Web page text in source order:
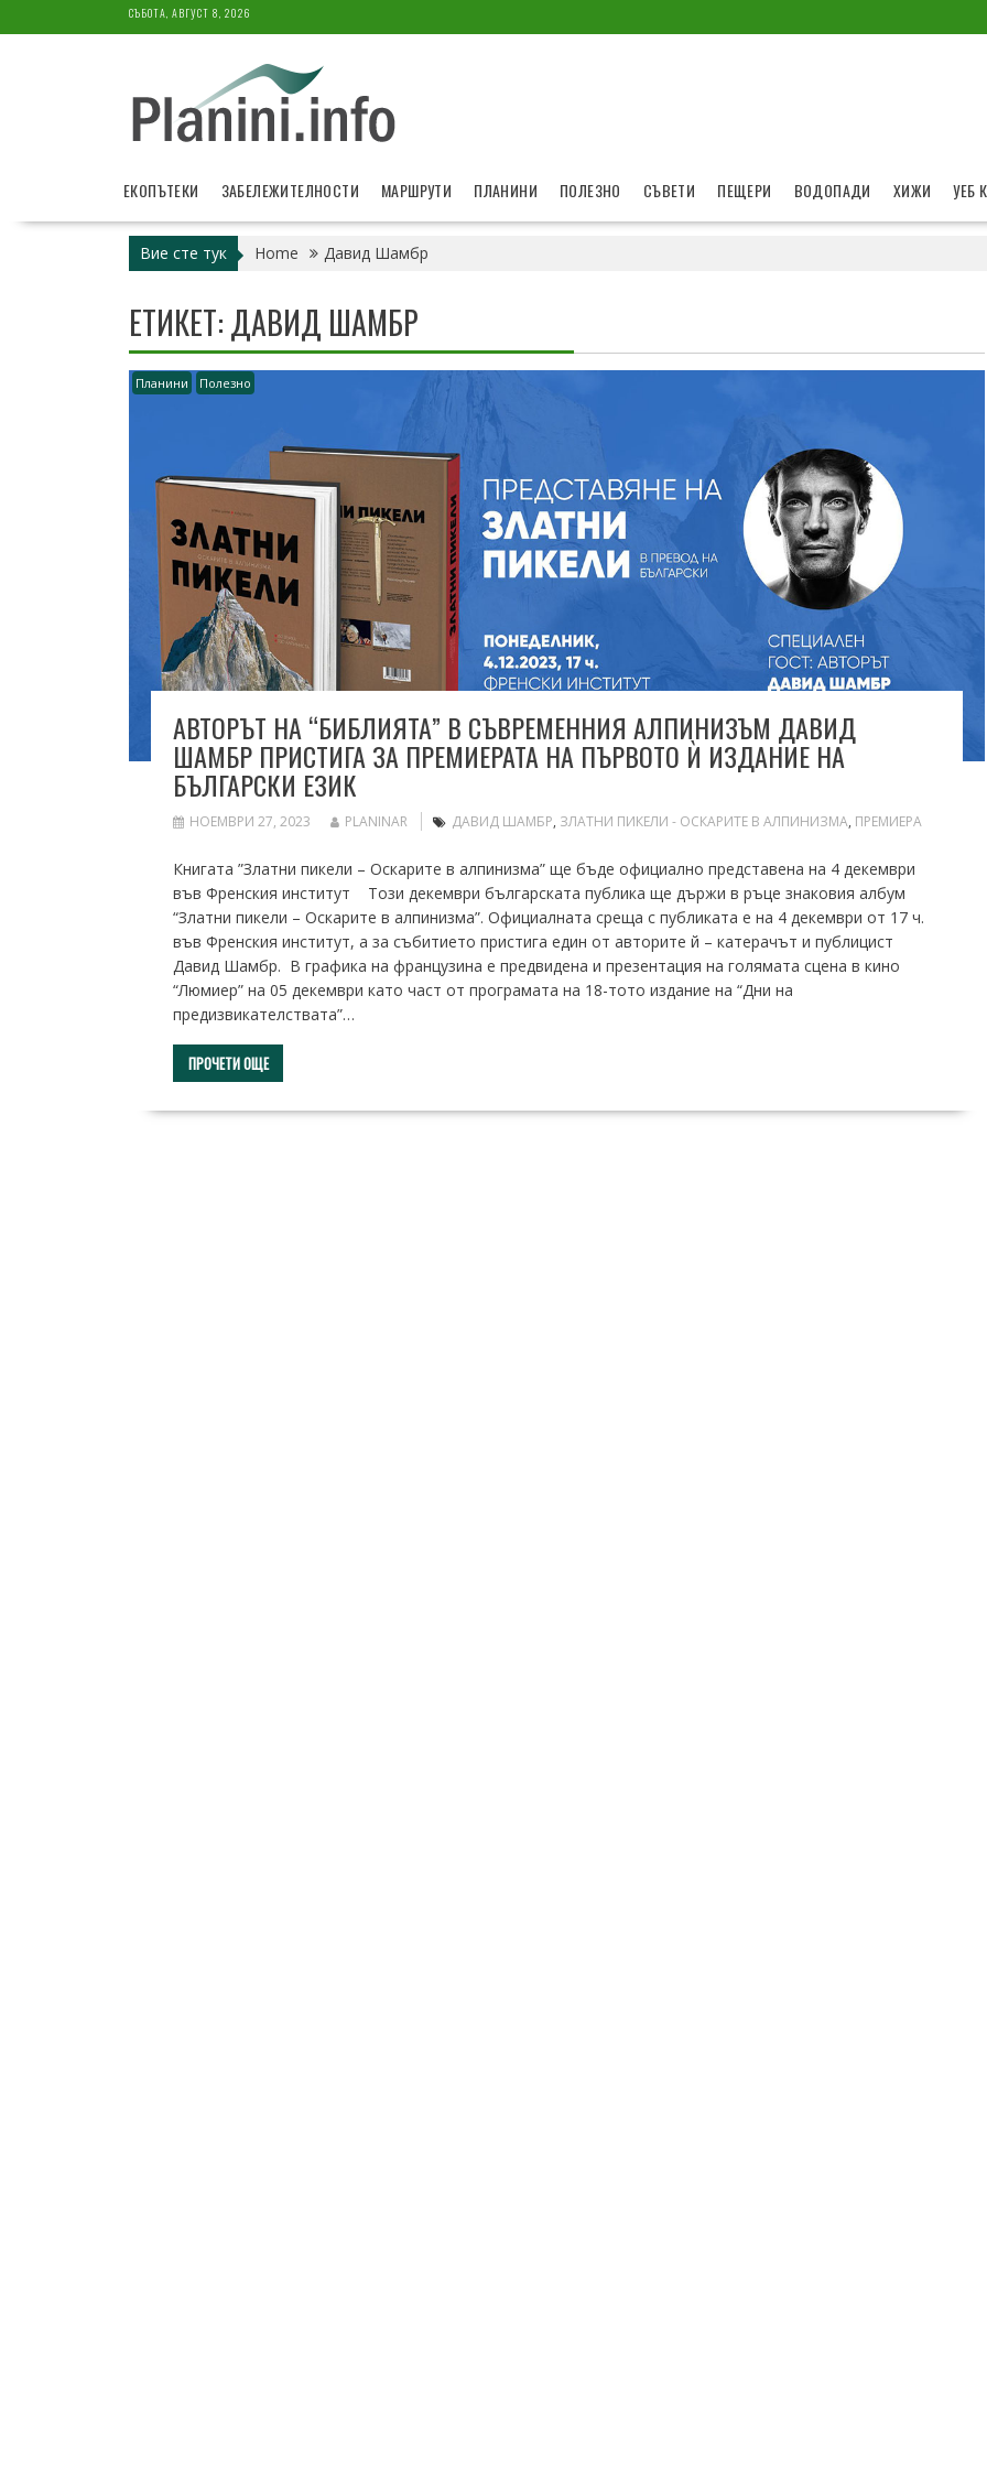
to
СЪБОТА, АВГУСТ 8, 2026
ЕКОПЪТЕКИ ЗАБЕЛЕЖИТЕЛНОСТИ МАРШРУТИ ПЛАНИНИ ПОЛЕЗНО СЪВЕТИ ПЕЩЕРИ ВОДОПАДИ ХИЖИ УЕБ
Вие сте тук Home Давид Шамбр
ЕТИКЕТ:ДАВИД ШАМБР
Планини Полезно
АВТОРЪТ НА “БИБЛИЯТА” В СЪВРЕМЕННИЯ АЛПИНИЗЪМ ДАВИД
ШАМБР ПРИСТИГА ЗА ПРЕМИЕРАТА НА ПЪРВОТО Ѝ ИЗДАНИЕ НА
БЪЛГАРСКИ ЕЗИК
НОЕМВРИ 27, 2023 PLANINAR ДАВИД ШАМБР, ЗЛАТНИ ПИКЕЛИ - ОСКАРИТЕ В АЛПИНИЗМА, ПРЕМИЕРА
Книгата ”Златни пикели – Оскарите в алпинизма” ще бъде официално представена на 4 декември
във Френския институт Този декември българската публика ще държи в ръце знаковия албум
“Златни пикели – Оскарите в алпинизма”. Официалната среща с публиката е на 4 декември от 17 ч.
във Френския институт, а за събитието пристига един от авторите й – катерачът и публицист
Давид Шамбр. В графика на французина е предвидена и презентация на голямата сцена в кино
“Люмиер” на 05 декември като част от програмата на 18-тото издание на “Дни на
предизвикателствата”…
ПРОЧЕТИ ОЩЕ